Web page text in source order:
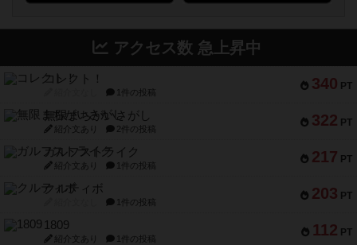
アクセス数 急上昇中
340 PT
コレクト！
1件の投稿
322 PT
無限まちがいさがし
紹介文あり 2件の投稿
217 PT
ガルフストライク
紹介文あり 1件の投稿
203 PT
クルティボ
1件の投稿
112 PT
1809
紹介文あり 1件の投稿